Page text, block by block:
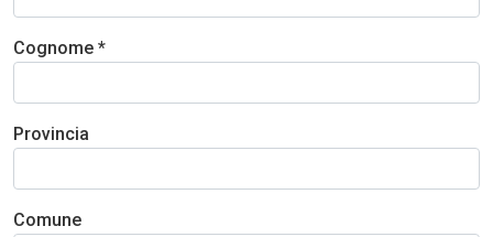
Cognome *
Provincia
Comune